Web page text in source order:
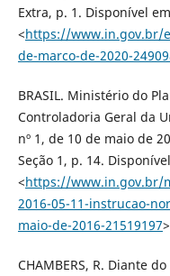
Extra, p. 1. Disponível
<https://www.in.gov.br/
de-marco-de-2020-
BRASIL. Ministério do
Controladoria Geral da
nº 1, de 10 de maio de
Seção 1, p. 14.
<https://www.in.gov.br/
2016-05-11-instrucao-
maio-de-2016-21519197
CHAMBERS, R. Diante